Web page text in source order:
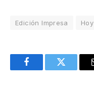
Edición Impresa Hoy
FacebookTwitter